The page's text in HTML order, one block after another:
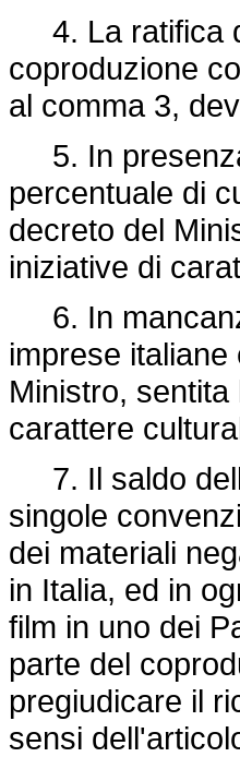
4. La ratifica
coproduzione
al comma 3,
5. In
percentuale di
decreto del
iniziative di
6. In
imprese
Ministro,
carattere
7. Il saldo
singole
dei materiali
in Italia, ed in
film in uno dei
parte del
pregiudicare il
sensi